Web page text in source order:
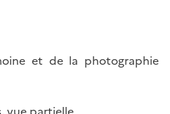
et de la photographie